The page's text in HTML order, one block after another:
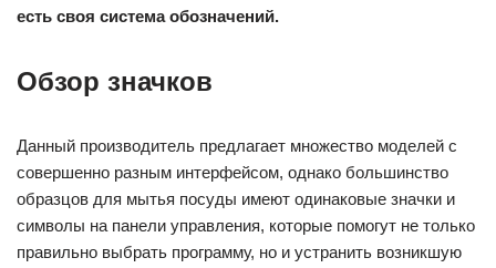
есть своя система обозначений.
Обзор значков
Данный производитель предлагает множество моделей с
совершенно разным интерфейсом, однако большинство
образцов для мытья посуды имеют одинаковые значки и
символы на панели управления, которые помогут не только
правильно выбрать программу, но и устранить возникшую